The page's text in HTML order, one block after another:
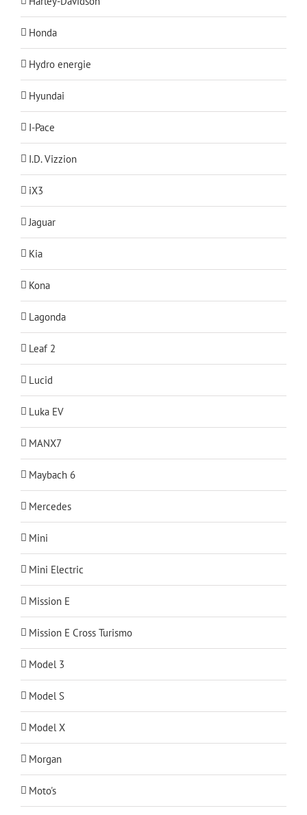
Honda
Hydro energie
Hyundai
I-Pace
I.D. Vizzion
iX3
Jaguar
Kia
Kona
Lagonda
Leaf 2
Lucid
Luka EV
MANX7
Maybach 6
Mercedes
Mini
Mini Electric
Mission E
Mission E Cross Turismo
Model 3
Model S
Model X
Morgan
Moto's